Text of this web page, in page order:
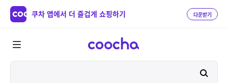
쿠차 앱에서 더 즐겁게 쇼핑하기 다운받기